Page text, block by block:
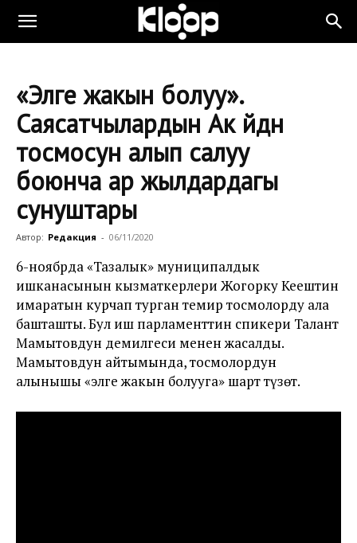
«Элге жакын болуу».
Саясатчылардын Ак үйдүн
тосмосун алып салуу
боюнча ар жылдардагы
сунуштары
Автор: Редакция - 06/11/2020
6-ноябрда «Тазалык» муниципалдык
ишканасынын кызматкерлери Жогорку Кеңештин
имаратын курчап турган темир тосмолорду ала
башташты. Бул иш парламенттин спикери Талант
Мамытовдун демилгеси менен жасалды.
Мамытовдун айтымында, тосмолордун
алынышы «элге жакын болууга» шарт түзөт.